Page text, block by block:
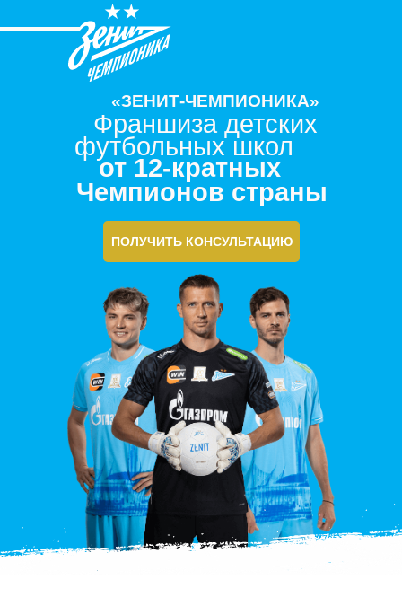
Франшиза детских
футбольных школ
от 12-кратных
Чемпионов страны
«ЗЕНИТ-ЧЕМПИОНИКА»
ПОЛУЧИТЬ КОНСУЛЬТАЦИЮ